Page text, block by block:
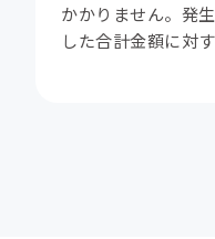
かかりません。発
した合計金額に対